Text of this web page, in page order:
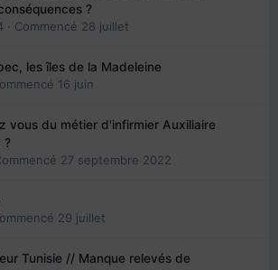
?
· Commencé 28 juillet
les îles de la Madeleine
16 juin
vous du métier d'infirmier Auxiliaire
?
27 septembre 2022
29 juillet
Tunisie // Manque relevés de